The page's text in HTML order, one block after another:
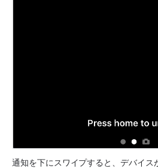
通知を下にスワイプすると、デバイス